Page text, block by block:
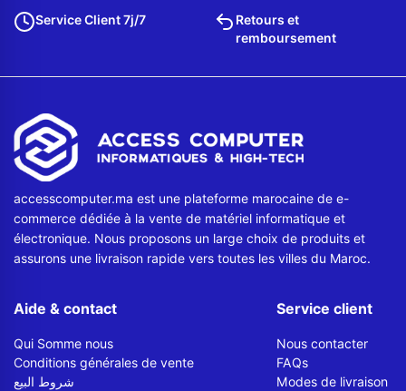
Service Client 7j/7
Retours et
remboursement
accesscomputer.ma est une plateforme marocaine de e-
commerce dédiée à la vente de matériel informatique et
électronique. Nous proposons un large choix de produits et
assurons une livraison rapide vers toutes les villes du Maroc.
Aide & contact
Qui Somme nous
Conditions générales de vente
شروط البيع
Service client
Nous contacter
FAQs
Modes de livraison